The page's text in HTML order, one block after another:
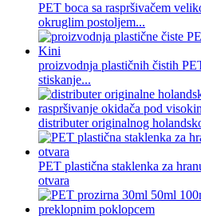
PET boca sa raspršivačem
okruglim postoljem...
proizvodnja plastičnih čistih
stiskanje...
distributer originalnog
PET plastična staklenka za
otvara